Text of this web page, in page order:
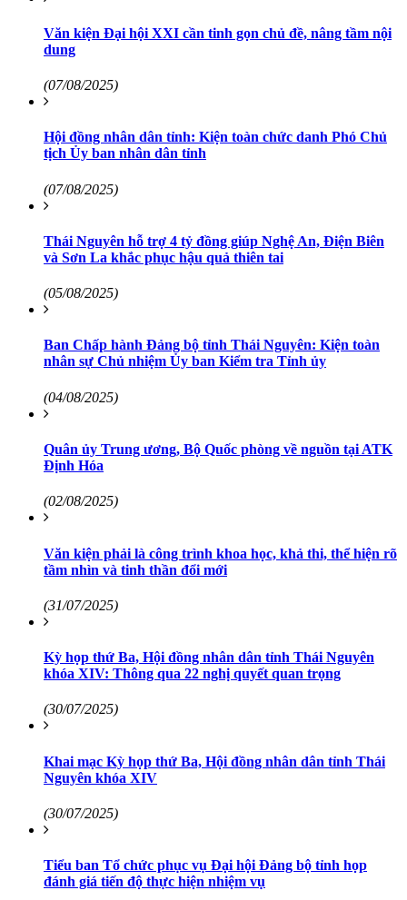
Văn kiện Đại hội XXI cần tinh gọn chủ đề, nâng tầm nội
dung
(07/08/2025)
Hội đồng nhân dân tỉnh: Kiện toàn chức danh Phó Chủ
tịch Ủy ban nhân dân tỉnh
(07/08/2025)
Thái Nguyên hỗ trợ 4 tỷ đồng giúp Nghệ An, Điện Biên
và Sơn La khắc phục hậu quả thiên tai
(05/08/2025)
Ban Chấp hành Đảng bộ tỉnh Thái Nguyên: Kiện toàn
nhân sự Chủ nhiệm Ủy ban Kiểm tra Tỉnh ủy
(04/08/2025)
Quân ủy Trung ương, Bộ Quốc phòng về nguồn tại ATK
Định Hóa
(02/08/2025)
Văn kiện phải là công trình khoa học, khả thi, thể hiện rõ
tầm nhìn và tinh thần đổi mới
(31/07/2025)
Kỳ họp thứ Ba, Hội đồng nhân dân tỉnh Thái Nguyên
khóa XIV: Thông qua 22 nghị quyết quan trọng
(30/07/2025)
Khai mạc Kỳ họp thứ Ba, Hội đồng nhân dân tỉnh Thái
Nguyên khóa XIV
(30/07/2025)
Tiểu ban Tổ chức phục vụ Đại hội Đảng bộ tỉnh họp
đánh giá tiến độ thực hiện nhiệm vụ